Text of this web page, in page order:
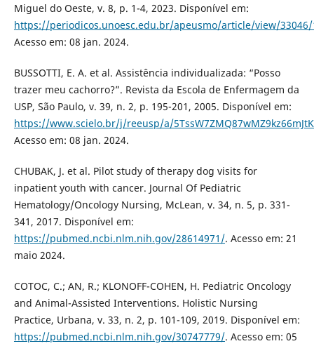
Miguel do Oeste, v. 8, p. 1-4, 2023. Disponível em:
https://periodicos.unoesc.edu.br/apeusmo/article/view/33046/
Acesso em: 08 jan. 2024.
BUSSOTTI, E. A. et al. Assistência individualizada: “Posso
trazer meu cachorro?”. Revista da Escola de Enfermagem da
USP, São Paulo, v. 39, n. 2, p. 195-201, 2005. Disponível em:
https://www.scielo.br/j/reeusp/a/
Acesso em: 08 jan. 2024.
CHUBAK, J. et al. Pilot study of therapy dog visits for
inpatient youth with cancer. Journal Of Pediatric
Hematology/Oncology Nursing, McLean, v. 34, n. 5, p. 331-
341, 2017. Disponível em:
https://pubmed.ncbi.nlm.nih.gov/28614971/. Acesso em: 21
maio 2024.
COTOC, C.; AN, R.; KLONOFF-COHEN, H. Pediatric Oncology
and Animal-Assisted Interventions. Holistic Nursing
Practice, Urbana, v. 33, n. 2, p. 101-109, 2019. Disponível em:
https://pubmed.ncbi.nlm.nih.gov/30747779/. Acesso em: 05